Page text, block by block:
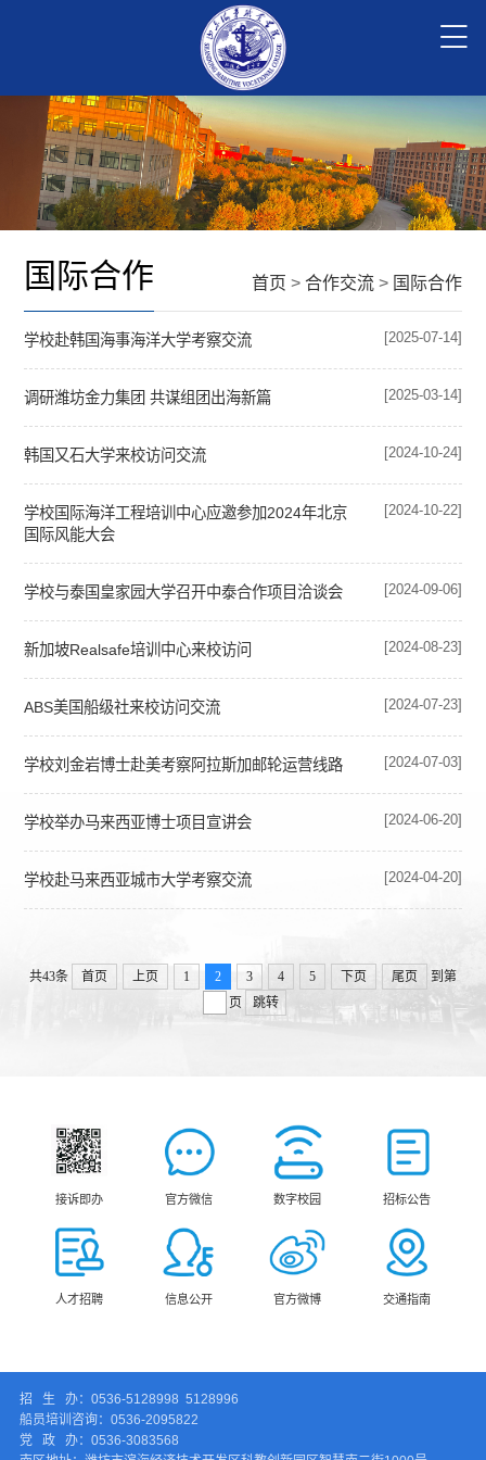
首页 > 合作交流> 国际合作
国际合作
学校赴韩国海事海洋大学考察交流 [2025-07-14]
调研潍坊金力集团 共谋组团出海新篇 [2025-03-14]
韩国又石大学来校访问交流 [2024-10-24]
学校国际海洋工程培训中心应邀参加2024年北京
国际风能大会
[2024-10-22]
学校与泰国皇家园大学召开中泰合作项目洽谈会 [2024-09-06]
新加坡Realsafe培训中心来校访问 [2024-08-23]
ABS美国船级社来校访问交流 [2024-07-23]
学校刘金岩博士赴美考察阿拉斯加邮轮运营线路 [2024-07-03]
学校举办马来西亚博士项目宣讲会 [2024-06-20]
学校赴马来西亚城市大学考察交流 [2024-04-20]
共43条 首页 上页 1 2 3 4 5 下页 尾页
到第
页
跳转
接诉即办 官方微信 数字校园 招标公告
人才招聘 信息公开 官方微博 交通指南
招 生 办：0536-5128998 5128996
船员培训咨询：0536-2095822
党 政 办：0536-3083568